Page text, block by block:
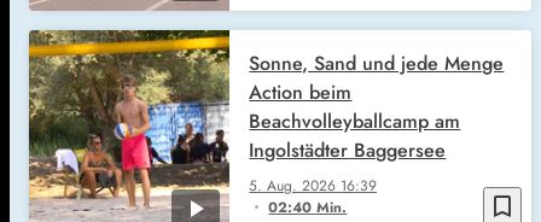
bookmark_border
5. Aug. 2026 16:39
02:40 Min.
Sonne, Sand und jede Menge
Action beim
Beachvolleyballcamp am
Ingolstädter Baggersee